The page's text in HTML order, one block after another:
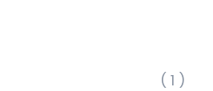
( 1 )